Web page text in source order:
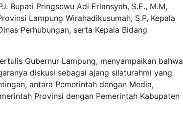
Bupati Pringsewu Adi Erlansyah, S.E., M.M,
Lampung Wirahadikusumah, S.P, Kepala
Perhubungan, serta Kepala Bidang
Gubernur Lampung, menyampaikan bahwa
diskusi sebagai ajang silaturahmi yang
antara Pemerintah dengan Media,
Provinsi dengan Pemerintah Kabupaten